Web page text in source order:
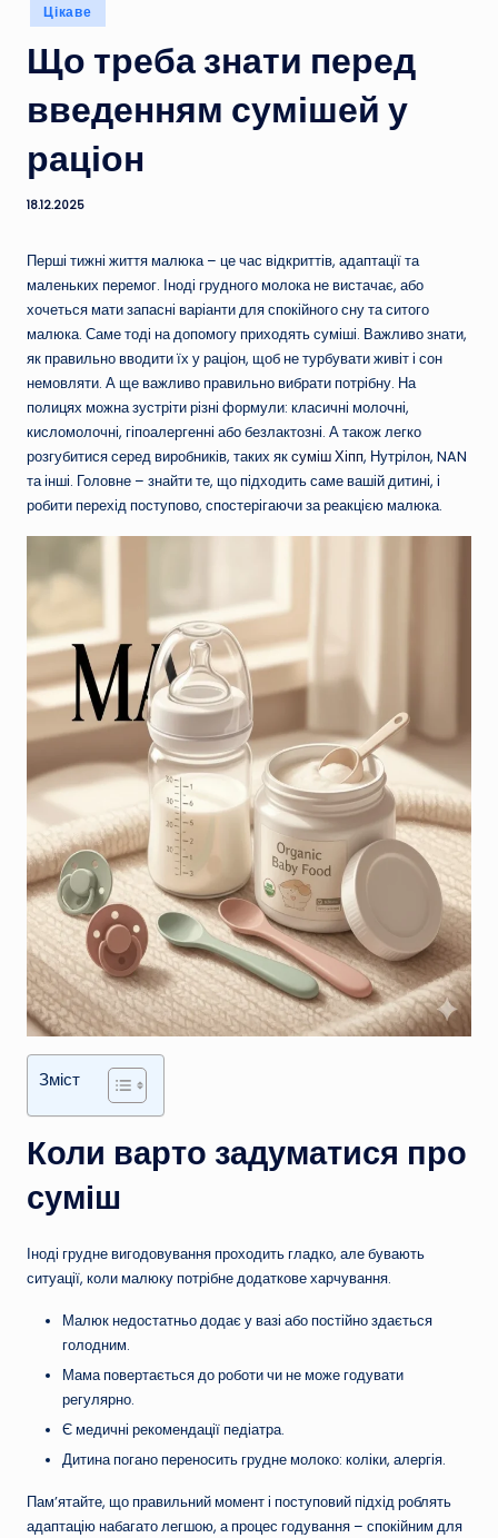
Опубліковано
у
Цікаве
Що треба знати перед
введенням сумішей у
раціон
18.12.2025
Перші тижні життя малюка – це час відкриттів, адаптації та
маленьких перемог. Іноді грудного молока не вистачає, або
хочеться мати запасні варіанти для спокійного сну та ситого
малюка. Саме тоді на допомогу приходять суміші. Важливо знати,
як правильно вводити їх у раціон, щоб не турбувати живіт і сон
немовляти. А ще важливо правильно вибрати потрібну. На
полицях можна зустріти різні формули: класичні молочні,
кисломолочні, гіпоалергенні або безлактозні. А також легко
розгубитися серед виробників, таких яксуміш Хіпп, Нутрілон, NAN
та інші. Головне – знайти те, що підходить саме вашій дитині, і
робити перехід поступово, спостерігаючи за реакцією малюка.
Зміст
Коли варто задуматися про
суміш
Іноді грудне вигодовування проходить гладко, але бувають
ситуації, коли малюку потрібне додаткове харчування.
Малюк недостатньо додає у вазі або постійно здається
голодним.
Мама повертається до роботи чи не може годувати
регулярно.
Є медичні рекомендації педіатра.
Дитина погано переносить грудне молоко: коліки, алергія.
Пам’ятайте, що правильний момент і поступовий підхід роблять
адаптацію набагато легшою, а процес годування – спокійним для